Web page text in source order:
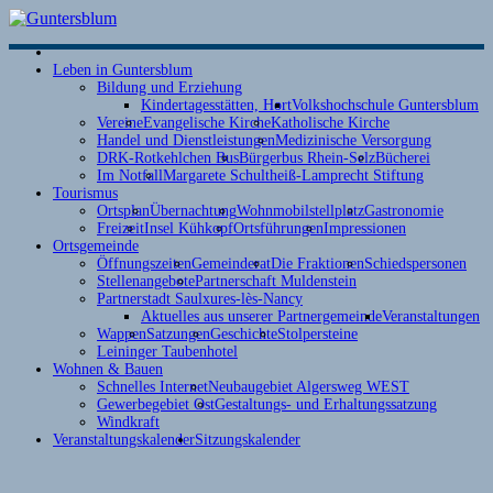
Leben in Guntersblum
Bildung und Erziehung
Kindertagesstätten, HortVolkshochschule Guntersblum
VereineEvangelische KircheKatholische Kirche
Handel und DienstleistungenMedizinische Versorgung
DRK-Rotkehlchen BusBürgerbus Rhein-SelzBücherei
Im NotfallMargarete Schultheiß-Lamprecht Stiftung
Tourismus
OrtsplanÜbernachtungWohnmobilstellplatzGastronomie
FreizeitInsel KühkopfOrtsführungenImpressionen
Ortsgemeinde
ÖffnungszeitenGemeinderatDie FraktionenSchiedspersonen
StellenangebotePartnerschaft Muldenstein
Partnerstadt Saulxures-lès-Nancy
Aktuelles aus unserer PartnergemeindeVeranstaltungen
WappenSatzungenGeschichteStolpersteine
Leininger Taubenhotel
Wohnen & Bauen
Schnelles InternetNeubaugebiet Algersweg WEST
Gewerbegebiet OstGestaltungs- und Erhaltungssatzung
Windkraft
VeranstaltungskalenderSitzungskalender